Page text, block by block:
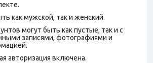
как мужской, так и женский.
могут быть как пустые, так и с
записями, фотографиями и
авторизация включена.